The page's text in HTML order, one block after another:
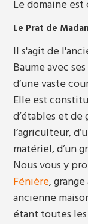
Le domaine
Le Prat de
Il s'agit de
Baume avec
d’une vaste
Elle est
d’étables et de
l’agriculteur,
matériel, d’un
Nous vous y
Fénière,
ancienne
étant toutes